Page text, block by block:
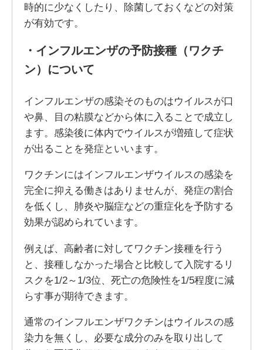
時的に少なくしたり、除菌しておくなどの対策
が有効です。
・ インフルエンザの予防接種（ワクチ
ン） について
インフルエンザの感染そのものはウイルスが口
や鼻、目の粘膜などから体に入ることで成立し
ます。感染後に体内でウイルスが増殖して症状
が出ることを発症といいます。
ワクチンにはインフルエンザウイルスの感染を
完全に抑える働きはありませんが、発症の割合
を低くし、肺炎や脳症などの重症化を予防する
効果が認められています。
例えば、高齢者に対してワクチン接種を行う
と、接種しなかった場合と比較して入院するリ
スクを1/2～1/3位、死亡の危険性を1/5程度に減
らす事が期待できます。
通常のインフルエンザワクチンはウイルスの感
染力を無くし、必要な成分のみを取り出して